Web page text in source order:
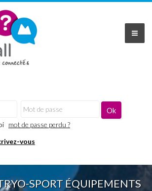
mot de passe perdu ?
vous
SPORT ÉQUIPEMENTS